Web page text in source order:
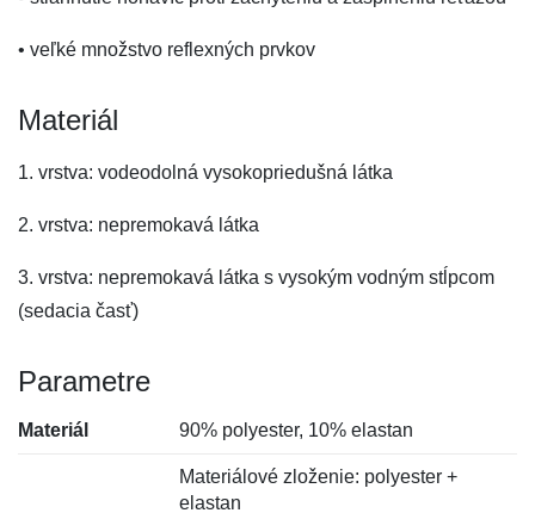
• veľké množstvo reflexných prvkov
Materiál
1. vrstva: vodeodolná vysokopriedušná látka
2. vrstva: nepremokavá látka
3. vrstva: nepremokavá látka s vysokým vodným stĺpcom
(sedacia časť)
Parametre
Materiál 90% polyester, 10% elastan
Materiálové zloženie: polyester +
elastan